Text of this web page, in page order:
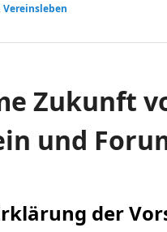
,Vereinsleben
Zukunft
und
der